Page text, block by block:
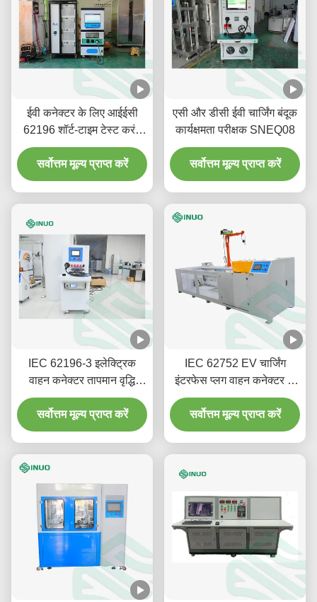
ईवी कनेक्टर के लिए आईईसी
62196 शॉर्ट-टाइम टेस्ट करंट
और तापमान वृद्धि परीक्षण प्रणाली
सर्वोत्तम मूल्य प्राप्त करें
एसी और डीसी ईवी चार्जिंग बंदूक
कार्यक्षमता परीक्षक SNEQ08
सर्वोत्तम मूल्य प्राप्त करें
IEC 62196-3 इलेक्ट्रिक
वाहन कनेक्टर तापमान वृद्धि
परीक्षण उपकरण
सर्वोत्तम मूल्य प्राप्त करें
IEC 62752 EV चार्जिंग
इंटरफेस प्लग वाहन कनेक्टर के
लिए ड्राइव ओवर टेस्टिंग मशीन
सर्वोत्तम मूल्य प्राप्त करें